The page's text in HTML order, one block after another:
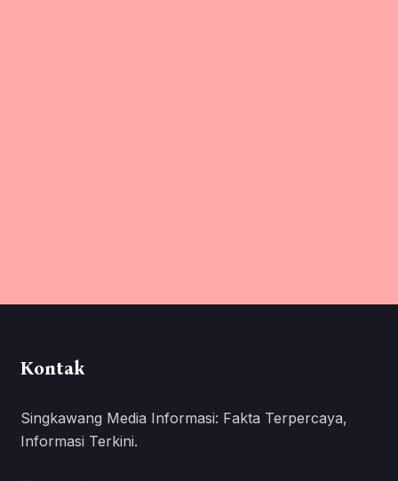
Kontak
Singkawang Media Informasi: Fakta Terpercaya,
Informasi Terkini.